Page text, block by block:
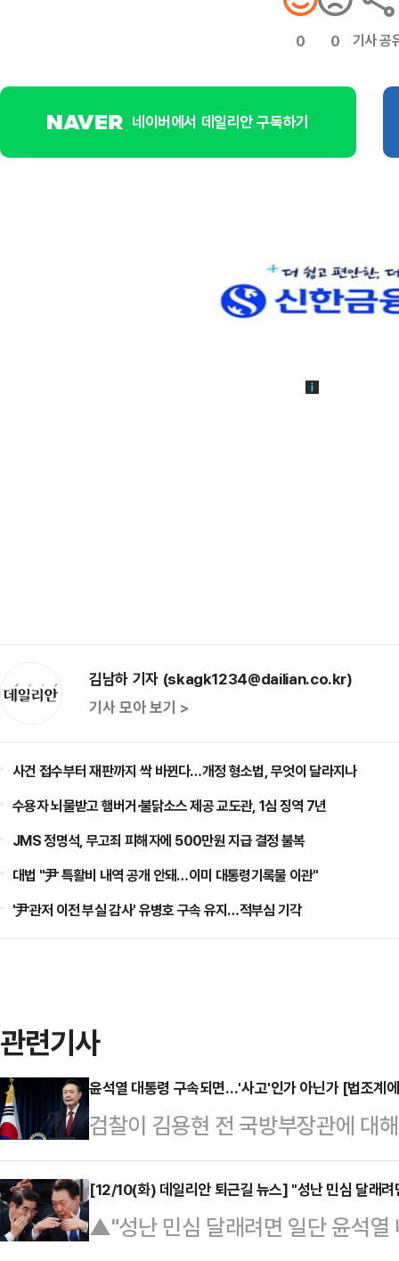
0 0 기사 공
네이버에서 데일리안 구독하기
김남하 기자 (skagk1234@dailian.co.kr)
기사 모아 보기 >
사건 접수부터 재판까지 싹 바뀐다…개정 형소법, 무엇이 달라지나
수용자 뇌물받고 햄버거·불닭소스 제공 교도관, 1심 징역 7년
JMS 정명석, 무고죄 피해자에 500만원 지급 결정 불복
대법 "尹 특활비 내역 공개 안돼…이미 대통령기록물 이관"
'尹관저 이전 부실 감사' 유병호 구속 유지…적부심 기각
관련기사
윤석열 대통령 구속되면…'사고'인가 아닌가 [법조계
검찰이 김용현 전 국방부장관에 대
을 사실상 '내란 수괴'로 적시했다.
물살을 타고 있는데, 윤 대통령이
되는 상황이 발생할 경우 이를 직무
[12/10(화) 데일리안 퇴근길 뉴스] "성난 민심 달래
▲"성난 민심 달래려면 일단 윤석